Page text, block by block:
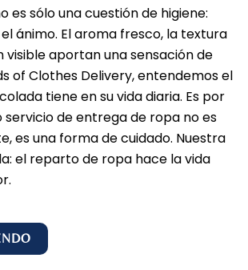
es sólo una cuestión de higiene:
ánimo. El aroma fresco, la textura
visible aportan una sensación de
of Clothes Delivery, entendemos el
tiene en su vida diaria. Es por
servicio de entrega de ropa no es
es una forma de cuidado. Nuestra
el reparto de ropa hace la vida